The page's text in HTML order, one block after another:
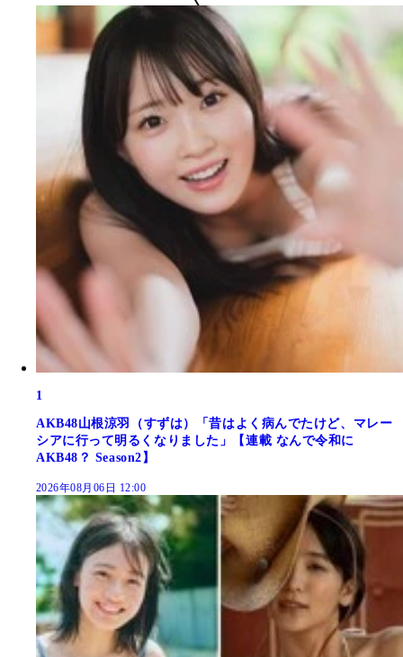
1
AKB48山根涼羽（すずは）「昔はよく病んでたけど、マレー
シアに行って明るくなりました」【連載 なんで令和に
AKB48？ Season2】
2026年08月06日 12:00